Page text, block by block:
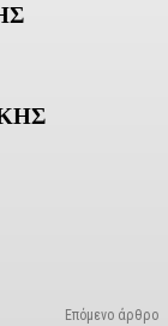
Επόμενο άρθρο